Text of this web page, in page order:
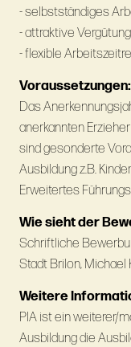
- selbstständiges
- attraktive Vergütung
- flexible
Voraussetzungen:
Das
anerkannten
sind gesonderte
Ausbildung z.B.
Erweitertes
Wie sieht der
Schriftliche
Stadt Brilon, Michael
Weitere
PIA ist ein weiterer/
Ausbildung die